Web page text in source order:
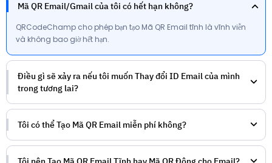
Mã QR Email/Gmail của tôi có hết hạn không?
QRCodeChamp cho phép bạn tạo Mã QR Email tĩnh là vĩnh viễn
và không bao giờ hết hạn.
Điều gì sẽ xảy ra nếu tôi muốn Thay đổi ID Email của mình
trong tương lai?
Tôi có thể Tạo Mã QR Email miễn phí không?